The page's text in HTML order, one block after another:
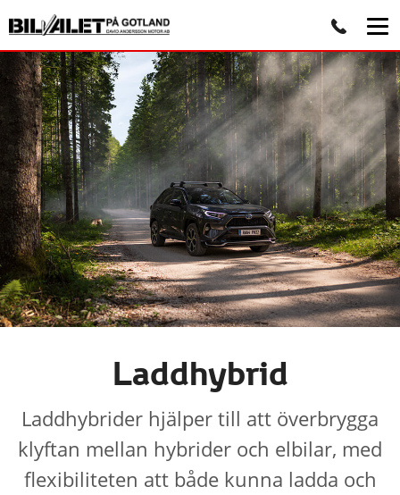
Laddhybrid
Laddhybrider hjälper till att överbrygga
klyftan mellan hybrider och elbilar, med
flexibiliteten att både kunna ladda och